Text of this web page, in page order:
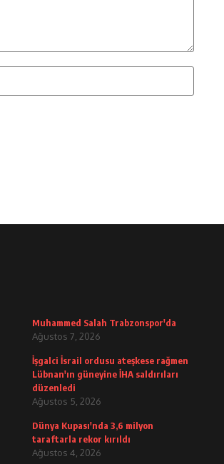
Muhammed Salah Trabzonspor'da
Ağustos 7, 2026
İşgalci İsrail ordusu ateşkese rağmen
Lübnan'ın güneyine İHA saldırıları
düzenledi
Ağustos 5, 2026
Dünya Kupası'nda 3,6 milyon
taraftarla rekor kırıldı
Ağustos 4, 2026